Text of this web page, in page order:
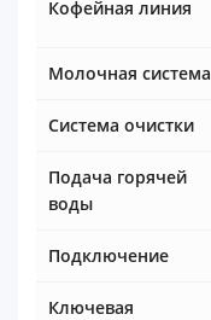
Кофейная линия
Молочная система
Система очистки
Подача горячей
воды
Подключение
Ключевая